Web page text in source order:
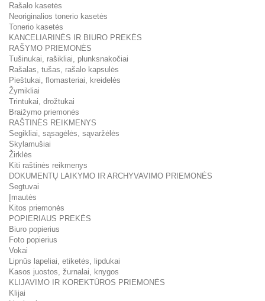
Rašalo kasetės
Neoriginalios tonerio kasetės
Tonerio kasetės
KANCELIARINĖS IR BIURO PREKĖS
RAŠYMO PRIEMONĖS
Tušinukai, rašikliai, plunksnakočiai
Rašalas, tušas, rašalo kapsulės
Pieštukai, flomasteriai, kreidelės
Žymikliai
Trintukai, drožtukai
Braižymo priemonės
RAŠTINĖS REIKMENYS
Segikliai, sąsagėlės, sąvaržėlės
Skylamušiai
Žirklės
Kiti raštinės reikmenys
DOKUMENTŲ LAIKYMO IR ARCHYVAVIMO PRIEMONĖS
Segtuvai
Įmautės
Kitos priemonės
POPIERIAUS PREKĖS
Biuro popierius
Foto popierius
Vokai
Lipnūs lapeliai, etiketės, lipdukai
Kasos juostos, žurnalai, knygos
KLIJAVIMO IR KOREKTŪROS PRIEMONĖS
Klijai